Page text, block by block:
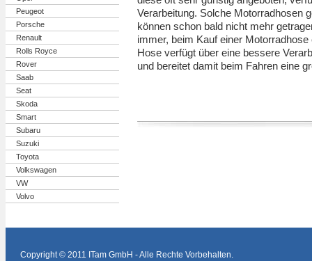
Peugeot
Porsche
Renault
Rolls Royce
Rover
Saab
Seat
Skoda
Smart
Subaru
Suzuki
Toyota
Volkswagen
VW
Volvo
Verarbeitung. Solche Motorradhosen
können schon bald nicht mehr
immer, beim Kauf einer
Hose verfügt über eine bessere
und bereitet damit beim Fahren eine
Copyright © 2011 ITam GmbH - Alle Rechte Vorbehalten.